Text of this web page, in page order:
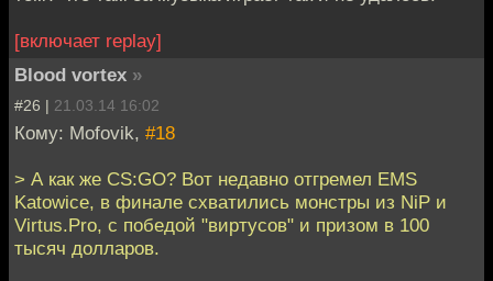
[включает replay]
Blood vortex »
#26 | 21.03.14 16:02
Кому: Mofovik, #18
> А как же CS:GO? Вот недавно отгремел EMS
Katowice, в финале схватились монстры из NiP и
Virtus.Pro, с победой "виртусов" и призом в 100
тысяч долларов.